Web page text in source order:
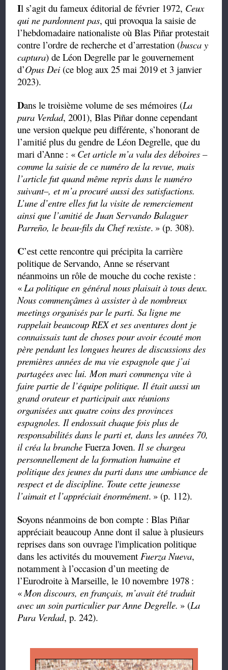
Il s’agit du fameux éditorial de février 1972, Ceux
qui ne pardonnent pas, qui provoqua la saisie de
l’hebdomadaire nationaliste où Blas Piñar protestait
contre l’ordre de recherche et d’arrestation (busca y
captura) de Léon Degrelle par le gouvernement
d’Opus Dei (ce blog aux 25 mai 2019 et 3 janvier
2023).
Dans le troisième volume de ses mémoires (La
pura Verdad, 2001), Blas Piñar donne cependant
une version quelque peu différente, s’honorant de
l’amitié plus du gendre de Léon Degrelle, que du
mari d’Anne : « Cet article m’a valu des déboires –
comme la saisie de ce numéro de la revue, mais
l’article fut quand même repris dans le numéro
suivant–, et m’a procuré aussi des satisfactions.
L’une d’entre elles fut la visite de remerciement
ainsi que l’amitié de Juan Servando Balaguer
Parreño, le beau-fils du Chef rexiste. » (p. 308).
C’est cette rencontre qui précipita la carrière
politique de Servando, Anne se réservant
néanmoins un rôle de mouche du coche rexiste :
« La politique en général nous plaisait à tous deux.
Nous commençâmes à assister à de nombreux
meetings organisés par le parti. Sa ligne me
rappelait beaucoup REX et ses aventures dont je
connaissais tant de choses pour avoir écouté mon
père pendant les longues heures de discussions des
premières années de ma vie espagnole que j’ai
partagées avec lui. Mon mari commença vite à
faire partie de l’équipe politique. Il était aussi un
grand orateur et participait aux réunions
organisées aux quatre coins des provinces
espagnoles. Il endossait chaque fois plus de
responsabilités dans le parti et, dans les années 70,
il créa la branche Fuerza Joven. Il se chargea
personnellement de la formation humaine et
politique des jeunes du parti dans une ambiance de
respect et de discipline. Toute cette jeunesse
l’aimait et l’appréciait énormément. » (p. 112).
Soyons néanmoins de bon compte : Blas Piñar
appréciait beaucoup Anne dont il salue à plusieurs
reprises dans son ouvrage l'implication politique
dans les activités du mouvement Fuerza Nueva,
notamment à l’occasion d’un meeting de
l’Eurodroite à Marseille, le 10 novembre 1978 :
« Mon discours, en français, m’avait été traduit
avec un soin particulier par Anne Degrelle. » (La
Pura Verdad, p. 242).